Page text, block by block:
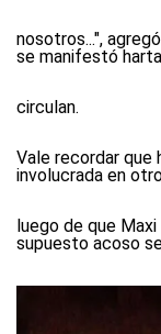
nosotros...",
se manifestó
circulan.
Vale recordar que
involucrada en
luego de que
supuesto acoso